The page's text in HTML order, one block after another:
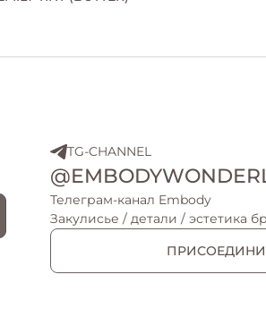
TG-CHANNEL
Телеграм-канал Embody
Закулисье / детали / эстетика